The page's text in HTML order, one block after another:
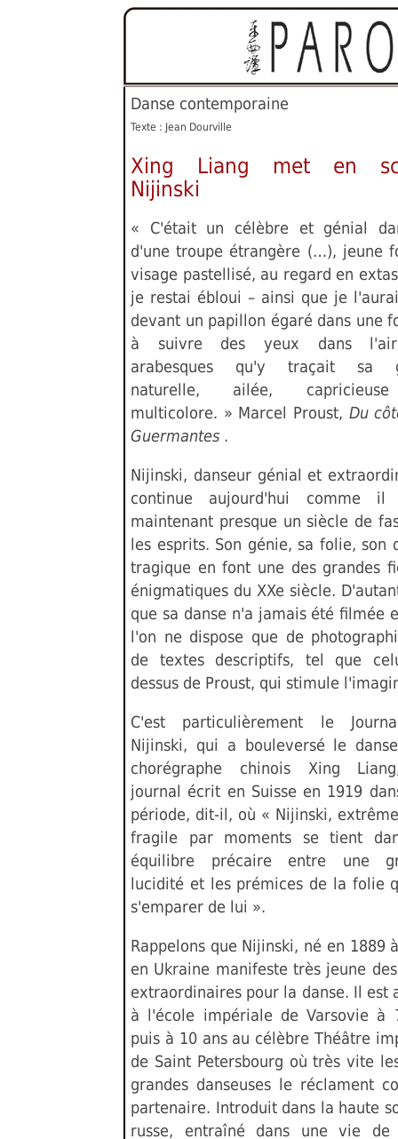
Danse contemporaine
Texte : Jean Dourville
Xing Liang met en
Nijinski
« C'était un célèbre et génial
d'une troupe étrangère (…), jeune
visage pastellisé, au regard en
je restai ébloui – ainsi que je
devant un papillon égaré dans une
à suivre des yeux dans
arabesques qu'y traçait sa
naturelle, ailée,
multicolore. » Marcel Proust, Du
Guermantes .
Nijinski, danseur génial et
continue aujourd'hui comme
maintenant presque un siècle de
les esprits. Son génie, sa folie, son
tragique en font une des grandes
énigmatiques du XXe siècle.
que sa danse n'a jamais été filmée
l'on ne dispose que de
de textes descriptifs, tel que
dessus de Proust, qui stimule
C'est particulièrement le
Nijinski, qui a bouleversé le
chorégraphe chinois Xing
journal écrit en Suisse en 1919
période, dit-il, où « Nijinski,
fragile par moments se tient
équilibre précaire entre une
lucidité et les prémices de la folie
s'emparer de lui ».
Rappelons que Nijinski, né en 1889
en Ukraine manifeste très jeune
extraordinaires pour la danse. Il est
à l'école impériale de Varsovie à
puis à 10 ans au célèbre Théâtre
de Saint Petersbourg où très vite
grandes danseuses le réclament
partenaire. Introduit dans la haute
russe, entraîné dans une vie de